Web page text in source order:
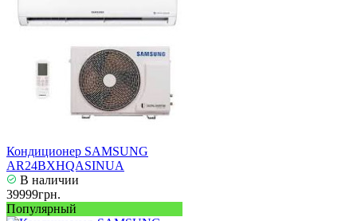
Кондиционер SAMSUNG
AR24BXHQASINUA
В наличии
39999грн.
Популярный